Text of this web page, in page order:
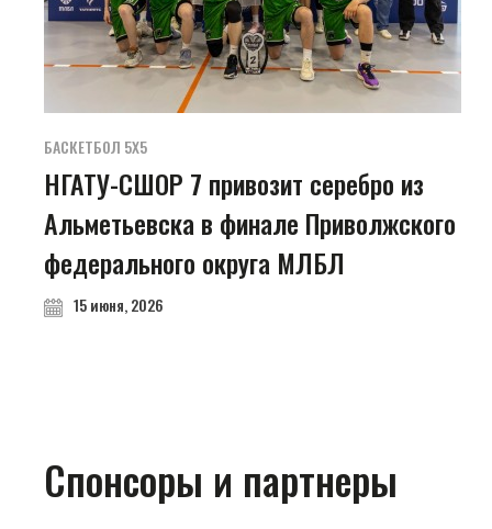
БАСКЕТБОЛ 5Х5
НГАТУ-СШОР 7 привозит серебро из
Альметьевска в финале Приволжского
федерального округа МЛБЛ
15 июня, 2026
Спонсоры и партнеры